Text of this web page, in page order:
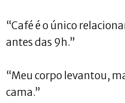
“Café é o único
antes das 9h.”
“Meu corpo levantou,
cama.”